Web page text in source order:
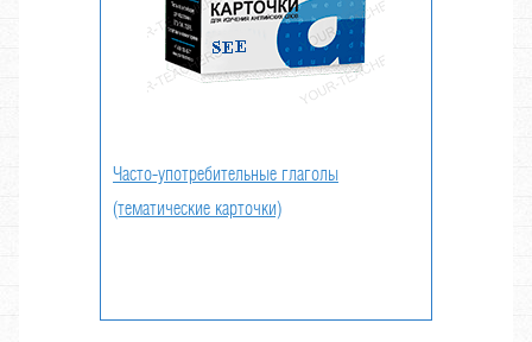
Часто-употребительные глаголы
(тематические карточки)